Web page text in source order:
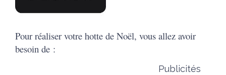
Pour réaliser votre hotte de Noël, vous allez avoir
besoin de :
Publicités